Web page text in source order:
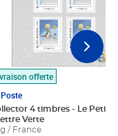
offerte
4 timbres - Le Petit
Verte
/ France